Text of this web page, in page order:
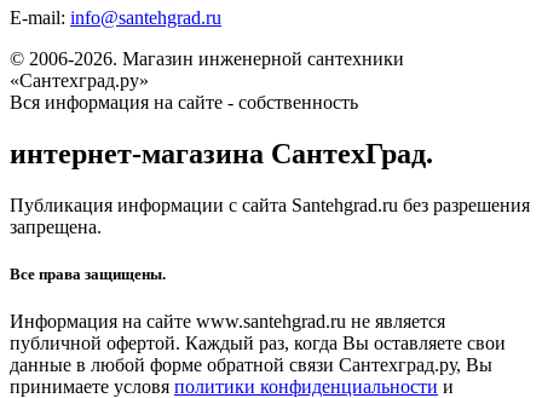
E-mail: info@santehgrad.ru
© 2006-2026. Магазин инженерной сантехники
«Сантехград.ру»
Вся информация на сайте - собственность
интернет-магазина СантехГрад.
Публикация информации с сайта Santehgrad.ru без разрешения
запрещена.
Все права защищены.
Информация на сайте www.santehgrad.ru не является
публичной офертой. Каждый раз, когда Вы оставляете свои
данные в любой форме обратной связи Сантехград.ру, Вы
принимаете условя политики конфиденциальности и